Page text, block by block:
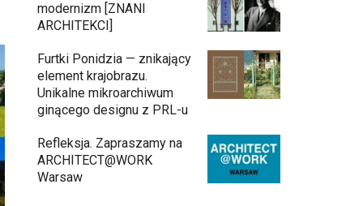
modernizm [ZNANI
ARCHITEKCI]
Furtki Ponidzia — znikający
element krajobrazu.
Unikalne mikroarchiwum
ginącego designu z PRL-u
Refleksja. Zapraszamy na
ARCHITECT@WORK
Warsaw